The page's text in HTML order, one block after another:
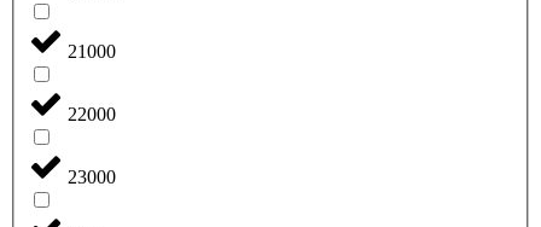
21000
22000
23000